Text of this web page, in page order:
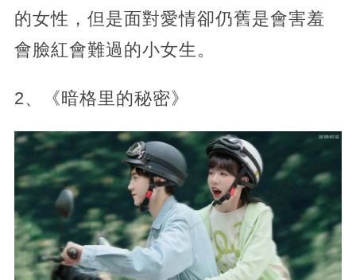
的女性，但是面對愛情卻仍舊是會害羞
會臉紅會難過的小女生。
2、《暗格里的秘密》